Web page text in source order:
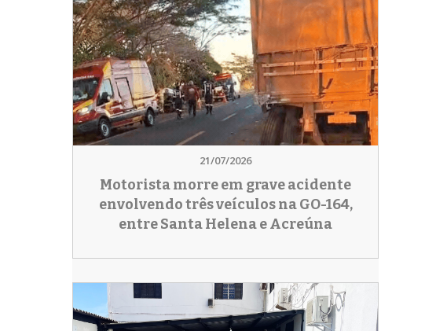
21/07/2026
Motorista morre em grave acidente
envolvendo três veículos na GO-164,
entre Santa Helena e Acreúna